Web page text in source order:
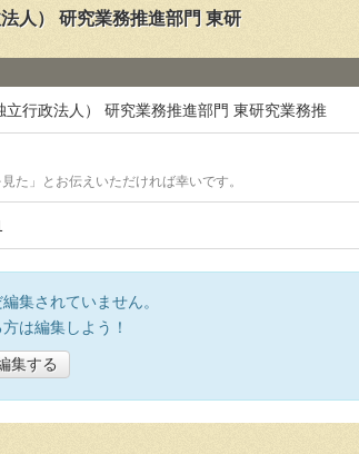
人） 研究業務推進部門 東研
行政法人） 研究業務推進部門 東研究業務推
た」とお伝えいただければ幸いです。
集されていません。
は編集しよう！
集する